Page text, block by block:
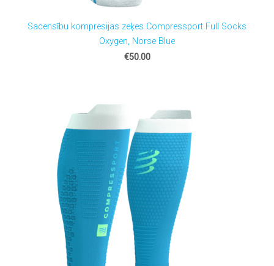
Sacensību kompresijas zeķes Compressport Full Socks
Oxygen, Norse Blue
€50.00